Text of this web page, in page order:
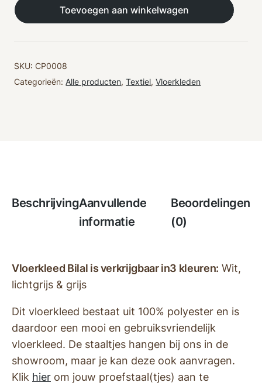
aantal
Toevoegen aan winkelwagen
SKU:CP0008
Categorieën: Alle producten,Textiel,Vloerkleden
BeschrijvingAanvullende
informatie
Beoordelingen
(0)
Vloerkleed Bilal is verkrijgbaar in3 kleuren: Wit,
lichtgrijs & grijs
Dit vloerkleed bestaat uit 100% polyester en is
daardoor een mooi en gebruiksvriendelijk
vloerkleed. De staaltjes hangen bij ons in de
showroom, maar je kan deze ook aanvragen.
Klik hier om jouw proefstaal(tjes) aan te